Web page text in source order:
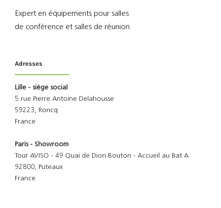
Expert en équipements pour salles
de conférence et salles de réunion
Adresses
Lille - siège social
5 rue Pierre Antoine Delahousse
59223, Roncq
France
Paris - Showroom
Tour AVISO - 49 Quai de Dion Bouton - Accueil au Bat A
92800, Puteaux
France